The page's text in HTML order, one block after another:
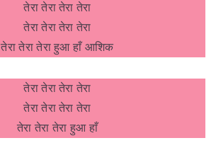
तेरा तेरा तेरा तेरा
तेरा तेरा तेरा तेरा
तेरा तेरा तेरा हुआ हाँ आशिक
तेरा तेरा तेरा तेरा
तेरा तेरा तेरा तेरा
तेरा तेरा तेरा हुआ हाँ